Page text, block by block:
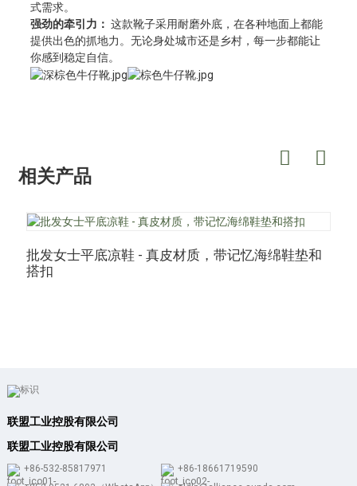
式需求。
强劲的牵引力： 这款靴子采用耐磨外底，在各种地面上都能
提供出色的抓地力。无论身处城市还是乡村，每一步都能让
你感到稳定自信。
相关产品
批发女士平底凉鞋 - 真皮材质，带记忆海绵鞋垫和
搭扣
联盟工业控股有限公司
联盟工业控股有限公司
+86-532-85817971
+86-18661719590